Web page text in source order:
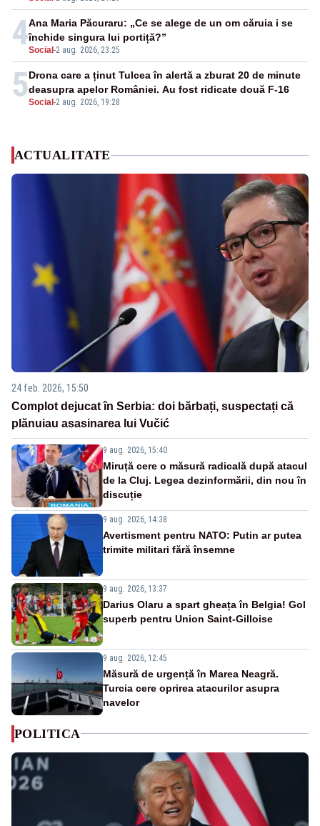
4Social -2 aug. 2026, 23:25
Ana Maria Păcuraru: „Ce se alege de un om căruia i se
închide singura lui portiță?”
5Social -2 aug. 2026, 19:28
Drona care a ținut Tulcea în alertă a zburat 20 de minute
deasupra apelor României. Au fost ridicate două F-16
ACTUALITATE
24 feb. 2026, 15:50
Complot dejucat în Serbia: doi bărbați, suspectați că
plănuiau asasinarea lui Vučić
9 aug. 2026, 15:40
Miruță cere o măsură radicală după atacul
de la Cluj. Legea dezinformării, din nou în
discuție
9 aug. 2026, 14:38
Avertisment pentru NATO: Putin ar putea
trimite militari fără însemne
9 aug. 2026, 13:37
Darius Olaru a spart gheața în Belgia! Gol
superb pentru Union Saint-Gilloise
9 aug. 2026, 12:45
Măsură de urgență în Marea Neagră.
Turcia cere oprirea atacurilor asupra
navelor
POLITICA